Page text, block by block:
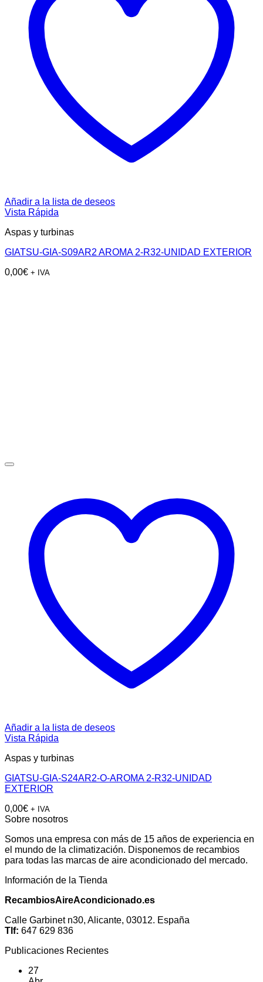
Añadir a la lista de deseos
Vista Rápida
Aspas y turbinas
GIATSU-GIA-S09AR2 AROMA 2-R32-UNIDAD EXTERIOR
0,00€ + IVA
Añadir a la lista de deseos
Vista Rápida
Aspas y turbinas
GIATSU-GIA-S24AR2-O-AROMA 2-R32-UNIDAD
EXTERIOR
0,00€ + IVA
Sobre nosotros
Somos una empresa con más de 15 años de experiencia en
el mundo de la climatización. Disponemos de recambios
para todas las marcas de aire acondicionado del mercado.
Información de la Tienda
RecambiosAireAcondicionado.es
Calle Garbinet n30, Alicante, 03012. España
Tlf: 647 629 836
Publicaciones Recientes
27